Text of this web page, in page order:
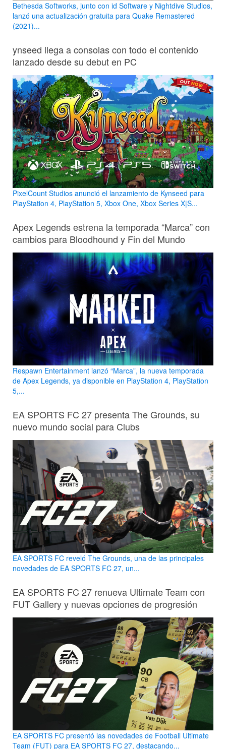
Bethesda Softworks, junto con id Software y Nightdive Studios,
lanzó una actualización gratuita para Quake Remastered
(2021)...
ynseed llega a consolas con todo el contenido
lanzado desde su debut en PC
PixelCount Studios anunció el lanzamiento de Kynseed para
PlayStation 4, PlayStation 5, Xbox One, Xbox Series X|S...
Apex Legends estrena la temporada “Marca” con
cambios para Bloodhound y Fin del Mundo
Respawn Entertainment lanzó “Marca”, la nueva temporada
de Apex Legends, ya disponible en PlayStation 4, PlayStation
5,...
EA SPORTS FC 27 presenta The Grounds, su
nuevo mundo social para Clubs
EA SPORTS FC reveló The Grounds, una de las principales
novedades de EA SPORTS FC 27, un...
EA SPORTS FC 27 renueva Ultimate Team con
FUT Gallery y nuevas opciones de progresión
EA SPORTS FC presentó las novedades de Football Ultimate
Team (FUT) para EA SPORTS FC 27, destacando...